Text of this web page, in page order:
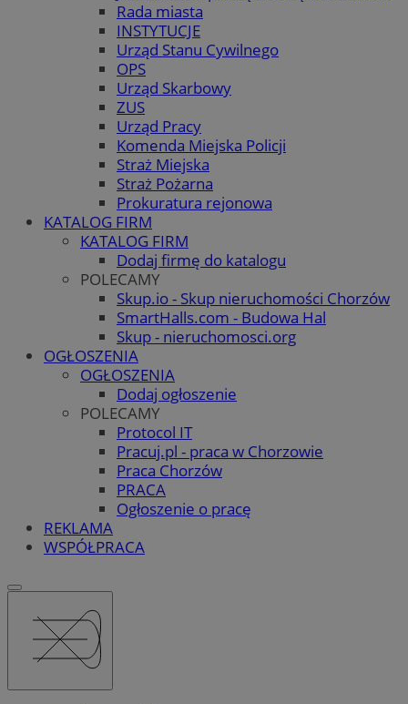
Rada miasta
INSTYTUCJE
Urząd Stanu Cywilnego
OPS
Urząd Skarbowy
ZUS
Urząd Pracy
Komenda Miejska Policji
Straż Miejska
Straż Pożarna
Prokuratura rejonowa
KATALOG FIRM
KATALOG FIRM
Dodaj firmę do katalogu
POLECAMY
Skup.io - Skup nieruchomości Chorzów
SmartHalls.com - Budowa Hal
Skup - nieruchomosci.org
OGŁOSZENIA
OGŁOSZENIA
Dodaj ogłoszenie
POLECAMY
Protocol IT
Pracuj.pl - praca w Chorzowie
Praca Chorzów
PRACA
Ogłoszenie o pracę
REKLAMA
WSPÓŁPRACA